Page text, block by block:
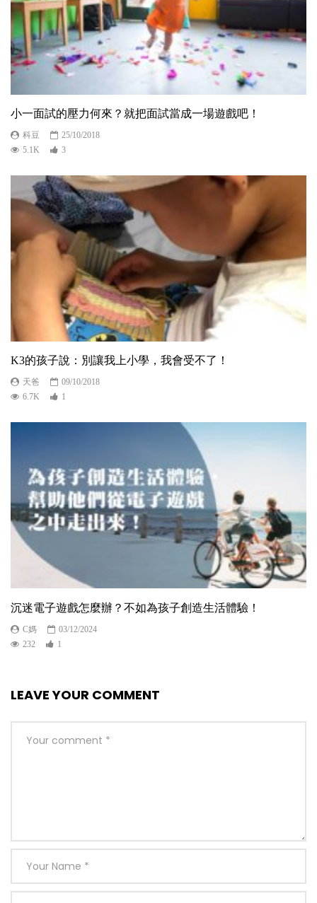
小一面試的壓力何來？就把面試當成一場遊戲吧！
科豆
25/10/2018
5.1K
3
K3的孩子說：別讓我上小學，我會受不了！
天爸
09/10/2018
6.7K
1
沉迷電子遊戲怎麼辦？不如為孩子創造生活體驗！
C媽
03/12/2024
232
1
LEAVE YOUR COMMENT